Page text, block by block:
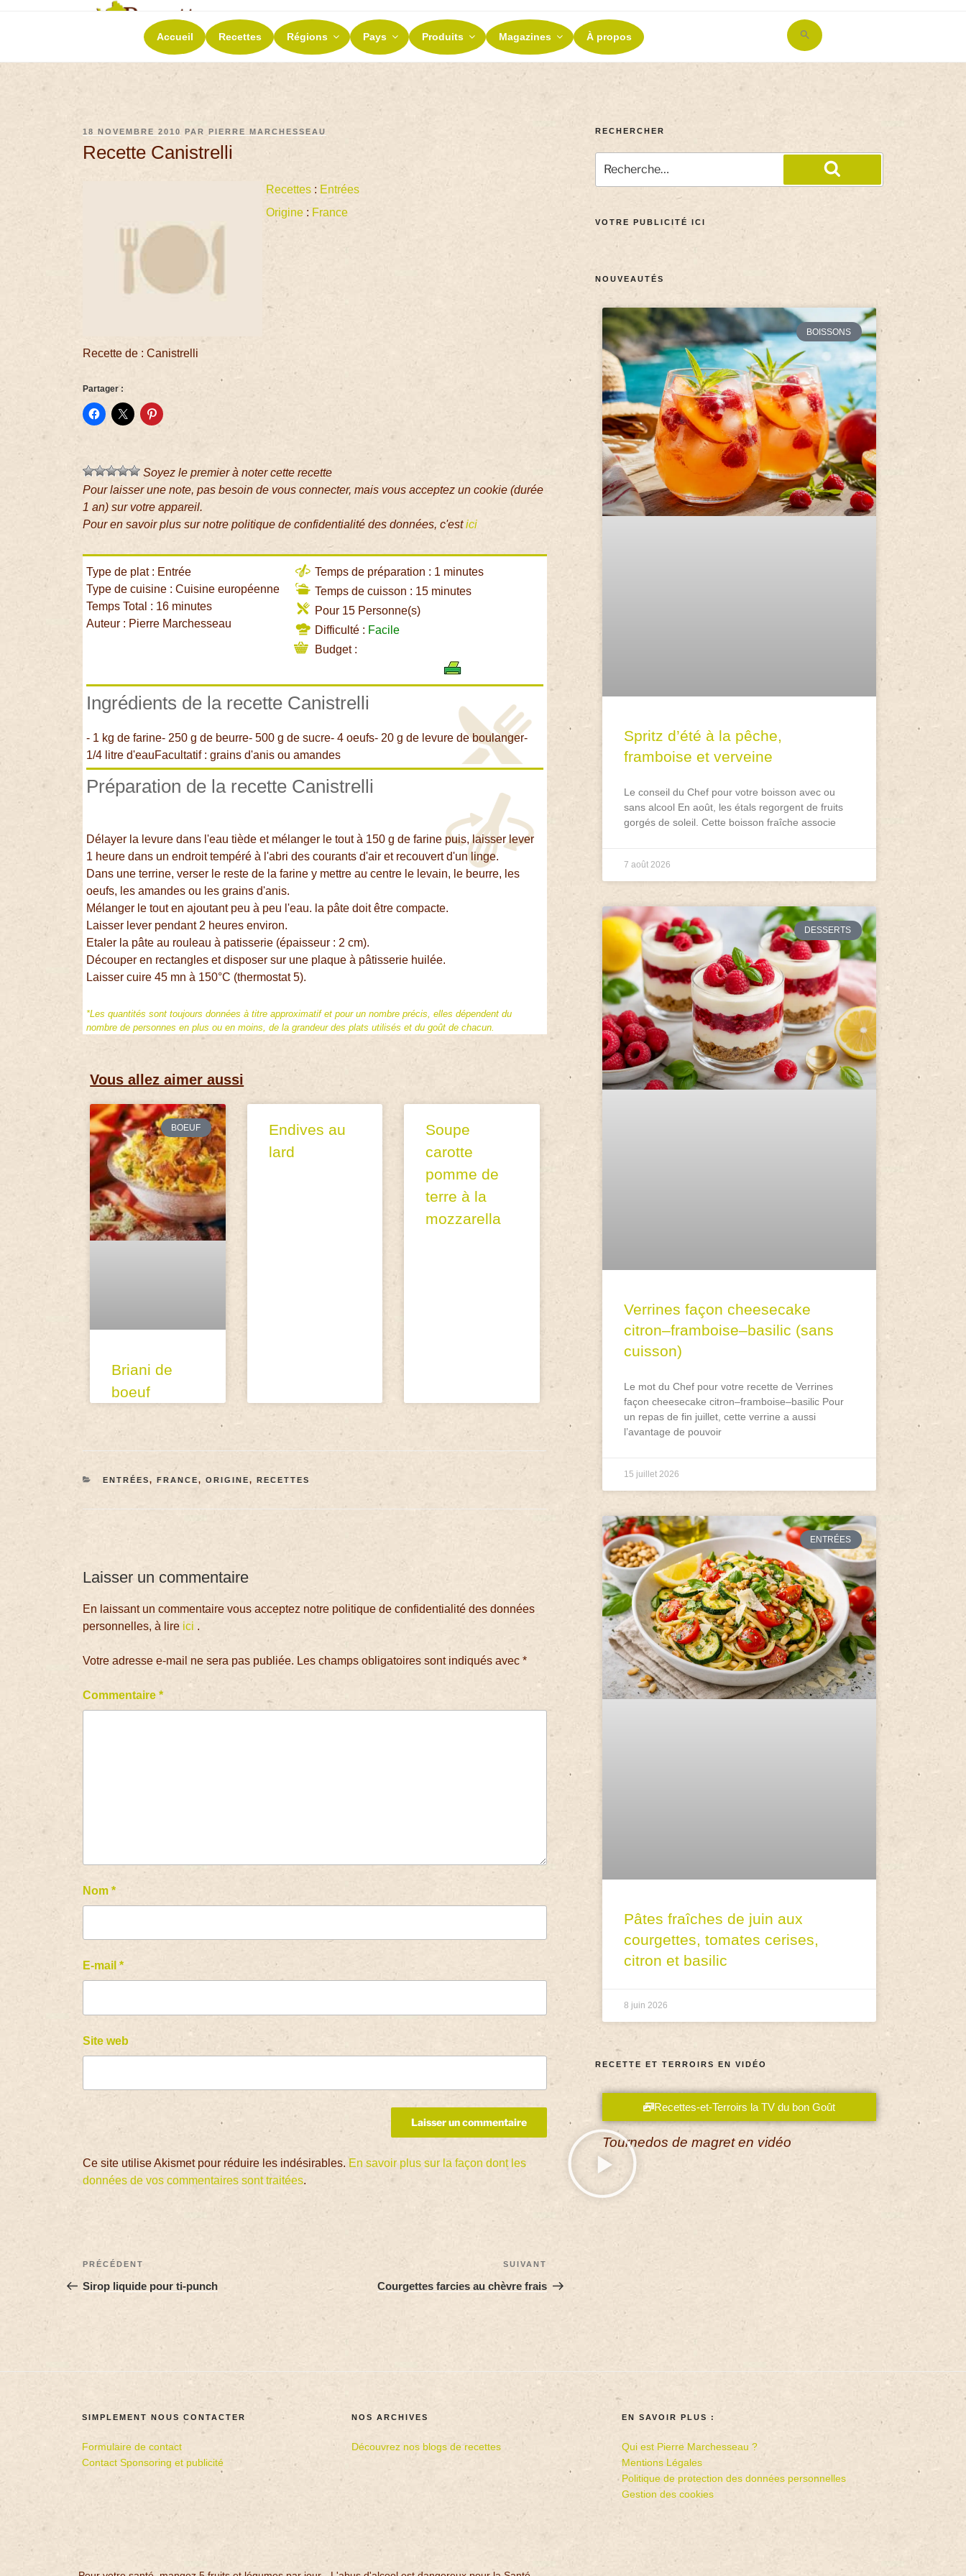
RECETTES ET TERROIRS
La richesse de nos terroirs
Accueil Recettes Régions Pays Produits Magazines À propos
Search
for:
18 NOVEMBRE 2010 PARPIERRE MARCHESSEAU
Recette Canistrelli
Recettes : Entrées
Origine : France
Recette de : Canistrelli
Partager :
Soyez le premier à noter cette recette
Pour laisser une note, pas besoin de vous connecter, mais vous acceptez un cookie (durée
1 an) sur votre appareil.
Pour en savoir plus sur notre politique de confidentialité des données, c'estici
Type de plat : Entrée
Type de cuisine : Cuisine européenne
Temps Total : 16 minutes
Auteur : Pierre Marchesseau
Temps de préparation : 1 minutes
Temps de cuisson : 15 minutes
Pour 15 Personne(s)
Difficulté : Facile
Budget :
Ingrédients de la recette Canistrelli
- 1 kg de farine- 250 g de beurre- 500 g de sucre- 4 oeufs- 20 g de levure de boulanger-
1/4 litre d'eauFacultatif : grains d'anis ou amandes
Préparation de la recette Canistrelli
Délayer la levure dans l'eau tiède et mélanger le tout à 150 g de farine puis, laisser lever
1 heure dans un endroit tempéré à l'abri des courants d'air et recouvert d'un linge.
Dans une terrine, verser le reste de la farine y mettre au centre le levain, le beurre, les
oeufs, les amandes ou les grains d'anis.
Mélanger le tout en ajoutant peu à peu l'eau. la pâte doit être compacte.
Laisser lever pendant 2 heures environ.
Etaler la pâte au rouleau à patisserie (épaisseur : 2 cm).
Découper en rectangles et disposer sur une plaque à pâtisserie huilée.
Laisser cuire 45 mn à 150°C (thermostat 5).
*Les quantités sont toujours données à titre approximatif et pour un nombre précis, elles dépendent du
nombre de personnes en plus ou en moins, de la grandeur des plats utilisés et du goût de chacun.
Vous allez aimer aussi
BOEUF
Briani de
boeuf
Endives au
lard
Soupe
carotte
pomme de
terre à la
mozzarella
ENTRÉES, FRANCE, ORIGINE, RECETTES
Laisser un commentaire
En laissant un commentaire vous acceptez notre politique de confidentialité des données
personnelles, à lire ici .
Votre adresse e-mail ne sera pas publiée. Les champs obligatoires sont indiqués avec*
Commentaire*
Nom*
E-mail*
Site web
Ce site utilise Akismet pour réduire les indésirables. En savoir plus sur la façon dont les
données de vos commentaires sont traitées.
PRÉCÉDENT
Sirop liquide pour ti-punch
SUIVANT
Courgettes farcies au chèvre frais
RECHERCHER
VOTRE PUBLICITÉ ICI
NOUVEAUTÉS
BOISSONS
Spritz d’été à la pêche,
framboise et verveine
Le conseil du Chef pour votre boisson avec ou
sans alcool En août, les étals regorgent de fruits
gorgés de soleil. Cette boisson fraîche associe
7 août 2026
DESSERTS
Verrines façon cheesecake
citron–framboise–basilic (sans
cuisson)
Le mot du Chef pour votre recette de Verrines
façon cheesecake citron–framboise–basilic Pour
un repas de fin juillet, cette verrine a aussi
l’avantage de pouvoir
15 juillet 2026
ENTRÉES
Pâtes fraîches de juin aux
courgettes, tomates cerises,
citron et basilic
8 juin 2026
RECETTE ET TERROIRS EN VIDÉO
Recettes-et-Terroirs la TV du bon Goût
Tournedos de magret en vidéo
SIMPLEMENT NOUS CONTACTER
Formulaire de contact
Contact Sponsoring et publicité
NOS ARCHIVES
Découvrez nos blogs de recettes
EN SAVOIR PLUS :
Qui est Pierre Marchesseau ?
Mentions Légales
Politique de protection des données personnelles
Gestion des cookies